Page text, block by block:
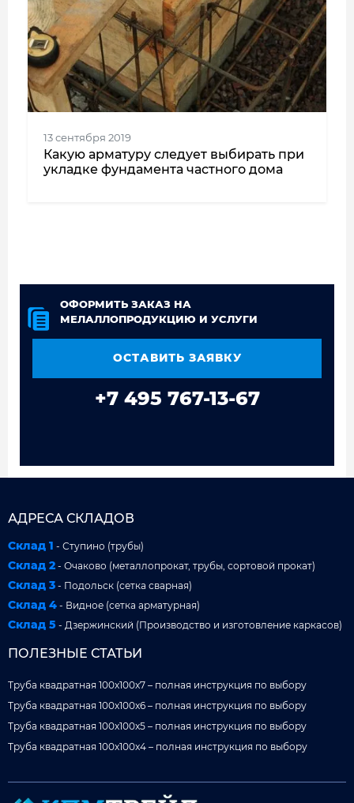
13 сентября 2019
Какую арматуру следует выбирать при
укладке фундамента частного дома
ОФОРМИТЬ ЗАКАЗ НА
МЕЛАЛЛОПРОДУКЦИЮ И УСЛУГИ
ОСТАВИТЬ ЗАЯВКУ
+7 495 767-13-67
АДРЕСА СКЛАДОВ
Склад 1 - Ступино (трубы)
Склад 2 - Очаково (металлопрокат, трубы, сортовой прокат)
Склад 3 - Подольск (сетка сварная)
Склад 4 - Видное (сетка арматурная)
Склад 5 - Дзержинский (Производство и изготовление каркасов)
ПОЛЕЗНЫЕ СТАТЬИ
Труба квадратная 100x100x7 – полная инструкция по выбору
Труба квадратная 100x100x6 – полная инструкция по выбору
Труба квадратная 100x100x5 – полная инструкция по выбору
Труба квадратная 100x100x4 – полная инструкция по выбору